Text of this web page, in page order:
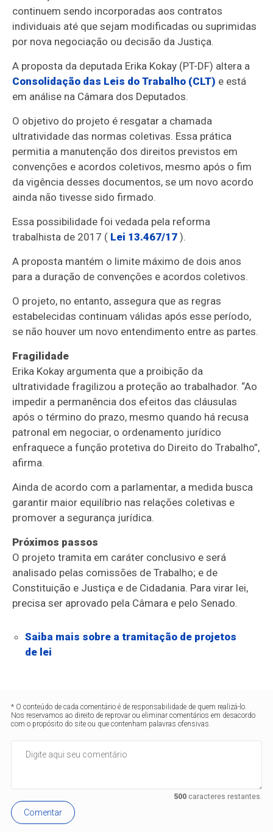
continuem sendo incorporadas aos contratos
individuais até que sejam modificadas ou suprimidas
por nova negociação ou decisão da Justiça.
A proposta da deputada Erika Kokay (PT-DF) altera a
Consolidação das Leis do Trabalho (CLT) e está
em análise na Câmara dos Deputados.
O objetivo do projeto é resgatar a chamada
ultratividade das normas coletivas. Essa prática
permitia a manutenção dos direitos previstos em
convenções e acordos coletivos, mesmo após o fim
da vigência desses documentos, se um novo acordo
ainda não tivesse sido firmado.
Essa possibilidade foi vedada pela reforma
trabalhista de 2017 ( Lei 13.467/17 ).
A proposta mantém o limite máximo de dois anos
para a duração de convenções e acordos coletivos.
O projeto, no entanto, assegura que as regras
estabelecidas continuam válidas após esse período,
se não houver um novo entendimento entre as partes.
Fragilidade
Erika Kokay argumenta que a proibição da
ultratividade fragilizou a proteção ao trabalhador. “Ao
impedir a permanência dos efeitos das cláusulas
após o término do prazo, mesmo quando há recusa
patronal em negociar, o ordenamento jurídico
enfraquece a função protetiva do Direito do Trabalho”,
afirma.
Ainda de acordo com a parlamentar, a medida busca
garantir maior equilíbrio nas relações coletivas e
promover a segurança jurídica.
Próximos passos
O projeto tramita em caráter conclusivo e será
analisado pelas comissões de Trabalho; e de
Constituição e Justiça e de Cidadania. Para virar lei,
precisa ser aprovado pela Câmara e pelo Senado.
Saiba mais sobre a tramitação de projetos
de lei
* O conteúdo de cada comentário é de responsabilidade de quem realizá-lo.
Nos reservamos ao direito de reprovar ou eliminar comentários em desacordo
com o propósito do site ou que contenham palavras ofensivas.
500caracteres restantes.
Comentar